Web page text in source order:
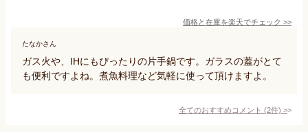
価格と在庫を楽天でチェック >>
たなかさん
ガス火や、IHにもぴったりの片手鍋です。ガラスの蓋がとて
も便利ですよね。煮魚料理など気軽に使って頂けますよ。
全てのおすすめコメント (2件) >